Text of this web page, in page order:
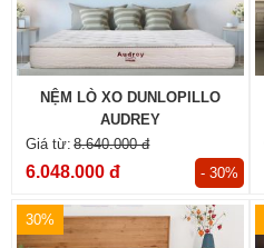
NỆM LÒ XO DUNLOPILLO
AUDREY
8.640.000 đ
6.048.000 đ - 30%
30%